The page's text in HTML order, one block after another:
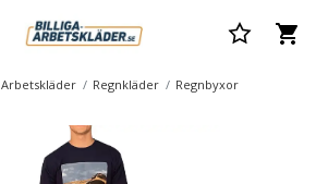
Arbetskläder Regnkläder Regnbyxor